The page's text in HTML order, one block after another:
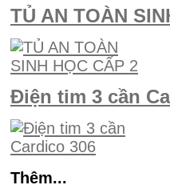
TỦ AN TOÀN
Điện tim 3 cần
Thêm...